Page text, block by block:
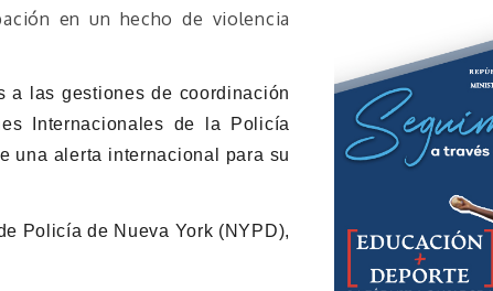
en un hecho de violencia
a las gestiones de coordinación
Internacionales de la Policía
una alerta internacional para su
Policía de Nueva York (NYPD),